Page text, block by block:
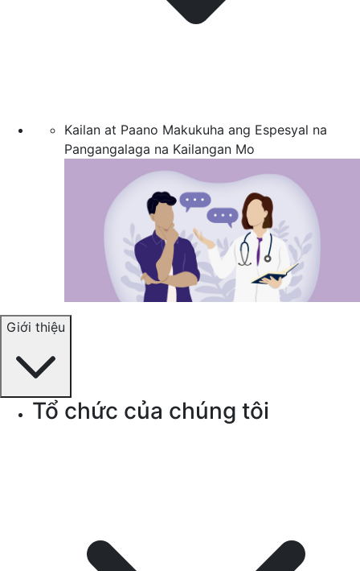
Kailan at Paano Makukuha ang Espesyal na
Pangangalaga na Kailangan Mo
Giới thiệu
Tổ chức của chúng tôi